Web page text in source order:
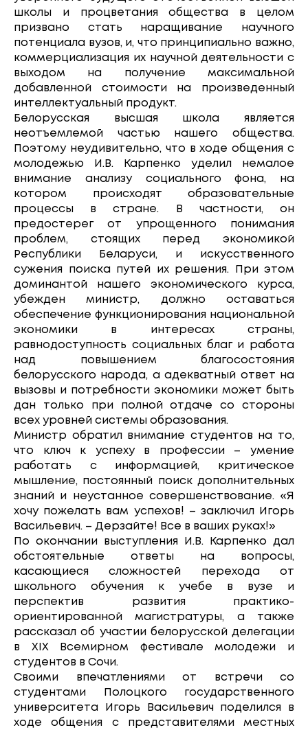
школы и процветания общества в целом
призвано стать наращивание научного
потенциала вузов, и, что принципиально важно,
коммерциализация их научной деятельности с
выходом на получение максимальной
добавленной стоимости на произведенный
интеллектуальный продукт.
Белорусская высшая школа является
неотъемлемой частью нашего общества.
Поэтому неудивительно, что в ходе общения с
молодежью И.В. Карпенко уделил немалое
внимание анализу социального фона, на
котором происходят образовательные
процессы в стране. В частности, он
предостерег от упрощенного понимания
проблем, стоящих перед экономикой
Республики Беларуси, и искусственного
сужения поиска путей их решения. При этом
доминантой нашего экономического курса,
убежден министр, должно оставаться
обеспечение функционирования национальной
экономики в интересах страны,
равнодоступность социальных благ и работа
над повышением благосостояния
белорусского народа, а адекватный ответ на
вызовы и потребности экономики может быть
дан только при полной отдаче со стороны
всех уровней системы образования.
Министр обратил внимание студентов на то,
что ключ к успеху в профессии – умение
работать с информацией, критическое
мышление, постоянный поиск дополнительных
знаний и неустанное совершенствование. «Я
хочу пожелать вам успехов! – заключил Игорь
Васильевич. – Дерзайте! Все в ваших руках!»
По окончании выступления И.В. Карпенко дал
обстоятельные ответы на вопросы,
касающиеся сложностей перехода от
школьного обучения к учебе в вузе и
перспектив развития практико-
ориентированной магистратуры, а также
рассказал об участии белорусской делегации
в XIX Всемирном фестивале молодежи и
студентов в Сочи.
Своими впечатлениями от встречи со
студентами Полоцкого государственного
университета Игорь Васильевич поделился в
ходе общения с представителями местных